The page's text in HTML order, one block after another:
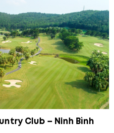
Club – Ninh Bình